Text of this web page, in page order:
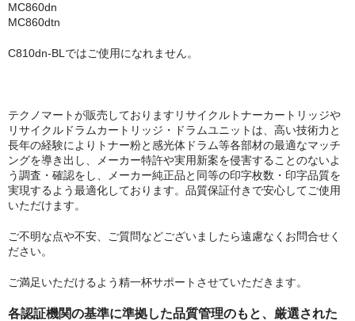
MC860dn
MC860dtn
C810dn-BLではご使用になれません。
テクノマートが販売しておりますリサイクルトナーカートリッジや
リサイクルドラムカートリッジ・ドラムユニットは、高い技術力と
長年の経験によりトナー粉と感光体ドラム等各部材の最適なマッチ
ングを導き出し、メーカー特許や実用新案を侵害することのないよ
う調査・確認をし、メーカー純正品と同等の印字枚数・印字品質を
実現するよう最適化しております。品質保証付きで安心してご使用
いただけます。
ご不明な点や不安、ご質問などございましたら遠慮なくお問合せく
ださい。
ご満足いただけるよう精一杯サポートさせていただきます。
各認証機関の基準に準拠した品質管理のもと、厳選された